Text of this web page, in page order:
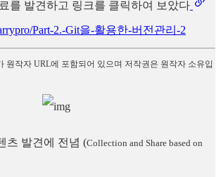
를 발견하고 링크를 클릭하여 보았다
Part-2.-Git을-활용한-버전관리-2
원작자 URL에 포함되어 있으며 저작권은 원작자 소유입
츠 발견에 전념 (Collection and Share based on